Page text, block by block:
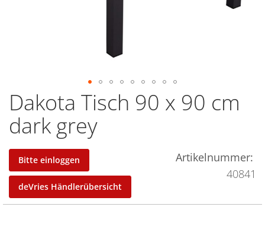
Dakota Tisch 90 x 90 cm
dark grey
Bitte einloggen
deVries Händlerübersicht
Artikelnummer
40841
Zum
Anfang
der
Bildergalerie
springen